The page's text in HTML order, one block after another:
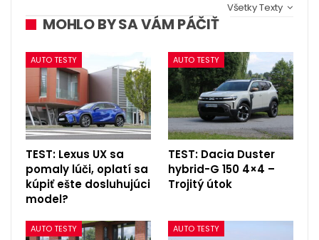
Všetky Texty
MOHLO BY SA VÁM PÁČIŤ
AUTO TESTY
TEST: Lexus UX sa
pomaly lúči, oplatí sa
kúpiť ešte dosluhujúci
model?
AUTO TESTY
TEST: Dacia Duster
hybrid-G 150 4×4 –
Trojitý útok
AUTO TESTY AUTO TESTY